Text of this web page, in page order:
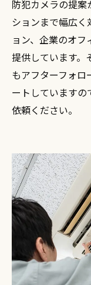
防犯カメラの提
ションまで幅広く
ョン、企業のオ
提供しています。
もアフターフォ
ートしています
依頼ください。